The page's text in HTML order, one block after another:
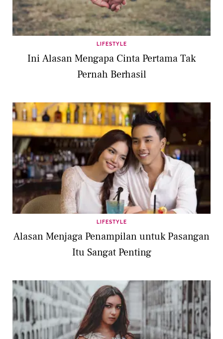
LIFESTYLE
Ini Alasan Mengapa Cinta Pertama Tak
Pernah Berhasil
LIFESTYLE
Alasan Menjaga Penampilan untuk Pasangan
Itu Sangat Penting